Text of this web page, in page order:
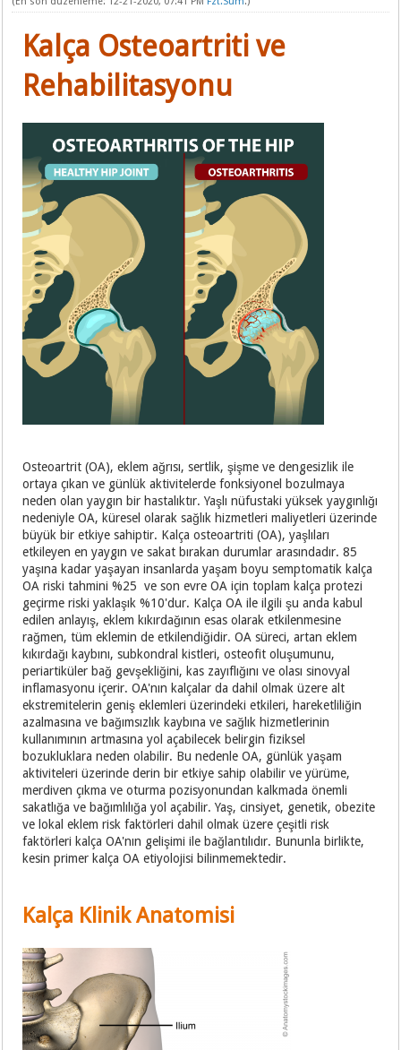
Kalça Osteoartriti ve
Rehabilitasyonu
Osteoartrit (OA), eklem ağrısı, sertlik, şişme ve dengesizlik ile
ortaya çıkan ve günlük aktivitelerde fonksiyonel bozulmaya
neden olan yaygın bir hastalıktır. Yaşlı nüfustaki yüksek yaygınlığı
nedeniyle OA, küresel olarak sağlık hizmetleri maliyetleri üzerinde
büyük bir etkiye sahiptir. Kalça osteoartriti (OA), yaşlıları
etkileyen en yaygın ve sakat bırakan durumlar arasındadır. 85
yaşına kadar yaşayan insanlarda yaşam boyu semptomatik kalça
OA riski tahmini %25 ve son evre OA için toplam kalça protezi
geçirme riski yaklaşık %10'dur. Kalça OA ile ilgili şu anda kabul
edilen anlayış, eklem kıkırdağının esas olarak etkilenmesine
rağmen, tüm eklemin de etkilendiğidir. OA süreci, artan eklem
kıkırdağı kaybını, subkondral kistleri, osteofit oluşumunu,
periartiküler bağ gevşekliğini, kas zayıflığını ve olası sinovyal
inflamasyonu içerir. OA'nın kalçalar da dahil olmak üzere alt
ekstremitelerin geniş eklemleri üzerindeki etkileri, hareketliliğin
azalmasına ve bağımsızlık kaybına ve sağlık hizmetlerinin
kullanımının artmasına yol açabilecek belirgin fiziksel
bozukluklara neden olabilir. Bu nedenle OA, günlük yaşam
aktiviteleri üzerinde derin bir etkiye sahip olabilir ve yürüme,
merdiven çıkma ve oturma pozisyonundan kalkmada önemli
sakatlığa ve bağımlılığa yol açabilir. Yaş, cinsiyet, genetik, obezite
ve lokal eklem risk faktörleri dahil olmak üzere çeşitli risk
faktörleri kalça OA'nın gelişimi ile bağlantılıdır. Bununla birlikte,
kesin primer kalça OA etiyolojisi bilinmemektedir.
Kalça Klinik Anatomisi